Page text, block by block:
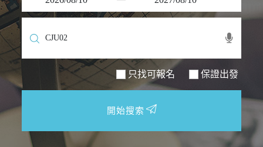
只找可報名 保證出發
開始搜索